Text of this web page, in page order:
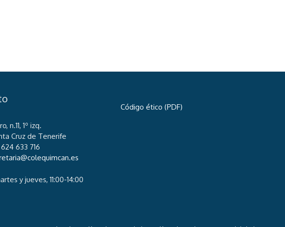
n.11, 1º izq.
Cruz de Tenerife
633 716
y jueves, 11:00-14:00
Código ético (PDF)